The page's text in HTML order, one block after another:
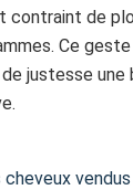
de
Ce
justesse une